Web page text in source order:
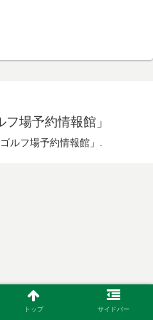
場予約情報館」
ルフ場予約情報館」.
トップ サイドバー